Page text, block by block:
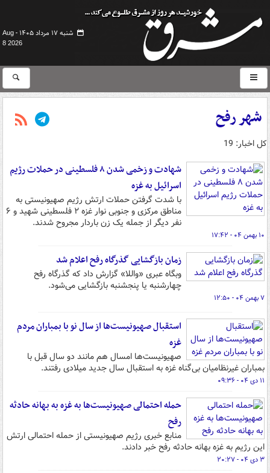
شنبه ۱۷ مرداد ۱۴۰۵ -
Aug
8 2026
شهر رفح
کل اخبار: 19
شهادت و زخمی شدن ۸ فلسطینی در حملات رژیم
اسرائیل به غزه
با شدت گرفتن حملات ارتش رژیم صهیونیستی به
مناطق مرکزی و جنوبی نوار غزه ۲ فلسطینی شهید و ۶
نفر دیگر از جمله یک زن باردار مجروح شدند.
۱۰ بهمن ۰۴ - ۱۷:۴۲
زمان بازگشایی گذرگاه رفح اعلام شد
وبگاه عبری «واللا» گزارش داد که گذرگاه رفح
چهارشنبه یا پنجشنبه بازگشایی می‌شود.
۷ بهمن ۰۴ - ۱۲:۵۰
استقبال صهیونیست‌ها از سال نو با بمباران مردم
غزه
صهیونیست‌ها امسال هم مانند دو سال قبل با
بمباران غیرنظامیان بی‌گناه غزه به استقبال سال جدید میلادی رفتند.
۱۱ دی ۰۴ - ۰۹:۳۶
حمله احتمالی صهیونیست‌ها به غزه به بهانه حادثه
رفح
منابع خبری رژیم صهیونیستی از حمله احتمالی ارتش
این رژیم به غزه بهانه حادثه رفح خبر دادند.
۳ دی ۰۴ - ۲۰:۲۷